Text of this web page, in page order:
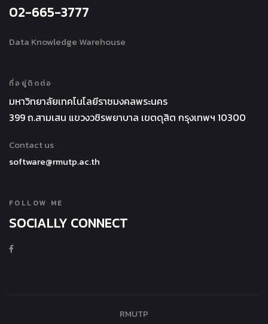
02-665-3777
Data Knowledge Warehouse
ที่อยู่ติดต่อ
มหาวิทยาลัยเทคโนโลยีราชมงคลพระนคร
399 ถ.สามเสน แขวงวชิรพยาบาล เขตดุสิต กรุงเทพฯ 10300
Contact us
software@rmutp.ac.th
FOLLOW ME
SOCIALLY CONNECT
RMUTP